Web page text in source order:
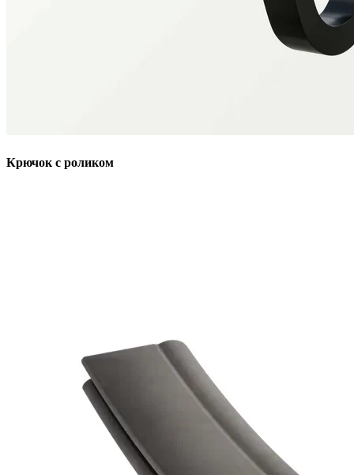
Крючок с роликом